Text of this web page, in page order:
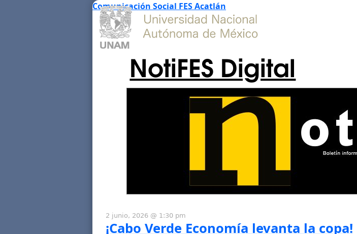
Comunicación Social FES Acatlán
NotiFES Digital
2 junio, 2026 @ 1:30 pm
¡Cabo Verde Economía levanta la copa!